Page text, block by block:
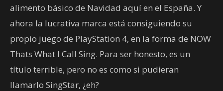
alimento básico de Navidad aquí en el España. Y
ahora la lucrativa marca está consiguiendo su
propio juego de PlayStation 4, en la forma de NOW
Thats What I Call Sing. Para ser honesto, es un
título terrible, pero no es como si pudieran
llamarlo SingStar, ¿eh?